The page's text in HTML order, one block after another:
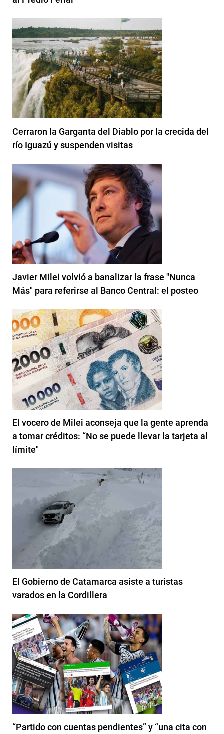
Cerraron la Garganta del Diablo por la crecida del
río Iguazú y suspenden visitas
Javier Milei volvió a banalizar la frase "Nunca
Más" para referirse al Banco Central: el posteo
El vocero de Milei aconseja que la gente aprenda
a tomar créditos: “No se puede llevar la tarjeta al
límite"
El Gobierno de Catamarca asiste a turistas
varados en la Cordillera
“Partido con cuentas pendientes” y “una cita con